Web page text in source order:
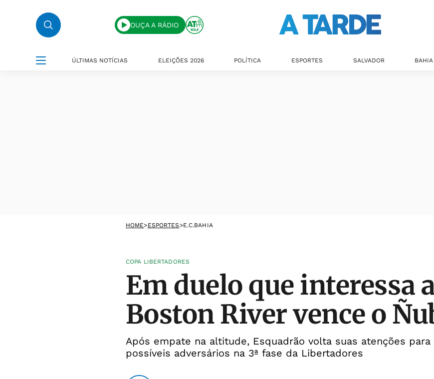
OUÇA A RÁDIO
ÚLTIMAS NOTÍCIAS ELEIÇÕES 2026 POLÍTICA ESPORTES SALVADOR BAHIA
HOME>ESPORTES>E.C.BAHIA
COPA LIBERTADORES
Em duelo que interessa
Boston River vence o
Após empate na altitude, Esquadrão volta suas atenções
possíveis adversários na 3ª fase da Libertadores